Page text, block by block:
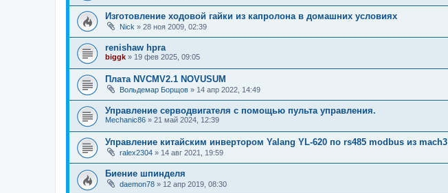
Изготовление ходовой гайки из капролона в домашних условиях
Nick » 28 ноя 2009, 02:39
renishaw hpra
biggk » 19 фев 2025, 09:05
Плата NVCMV2.1 NOVUSUM
Вольдемар Борщов » 14 апр 2022, 14:49
Управление серводвигателя с помощью пульта управления.
Mechanic86 » 21 май 2024, 12:39
Управление китайским инвертором Yalang YL-620 по rs485 modbus из mach3
ralex2304 » 14 авг 2021, 19:59
Биение шпинделя
daemon78 » 12 апр 2019, 08:30